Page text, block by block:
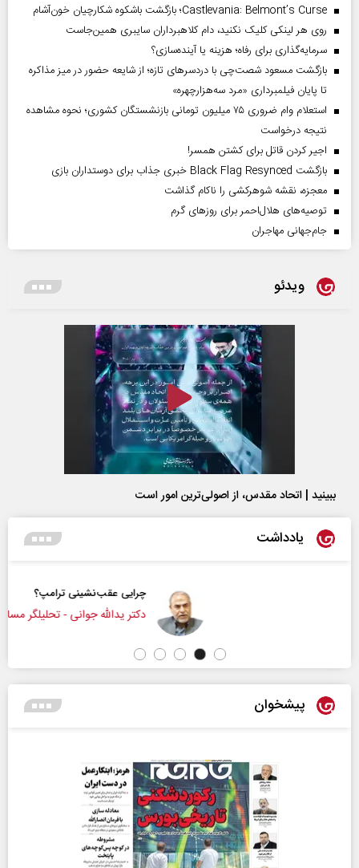
Castlevania: Belmont’s Curse؛ بازگشت باشکوه شکارچیان خون‌آشام
روی هر لینکی کلیک نکنید، دام کلاهبرداران سایبری همین‌جاست
سرمایه‌گذاری برای رفاه؛ هزینه یا آینده‌سازی؟
بازگشت مسعود شصت‌چی با دردسر‌های تازه؛ از شایعه حضور در میز مذاکره
تا پایان فیلمبرداری «مرد سه‌هزارچهره»
استعلام وام ضروری ۷۵ میلیون تومانی بازنشستگان کشوری؛ نحوه مشاهده
نتیجه درخواست
اجیر کردن قاتل برای کشتن همسر!
بازگشت Black Flag Resynced خبری جذاب برای دوستداران بازی
معجزه، نقشه شوهرکشی را ناکام گذاشت
توصیه‌های هلال‌احمر برای روز‌های گرم
جام‌جهانی مهاجران
ویدئو
ببینید | اتحاد مقدس، از اصولی‌ترین امور است
یادداشت
چرایی عقب‌نشینی ترامپ؟
دکتر یدالله جوانی - تحلیلگر مسائل سیاسی
پیشخوان